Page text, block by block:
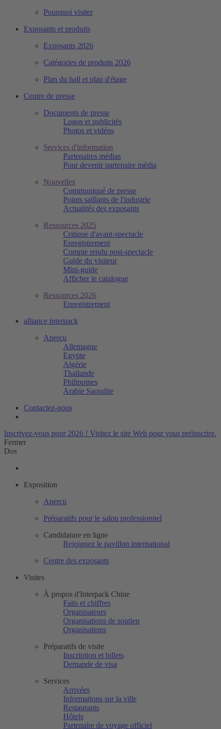
Pourquoi visiter
Exposants et produits
Exposants 2026
Catégories de produits 2026
Plan du hall et plan d'étage
Centre de presse
Documents de presse
Logos et publicités
Photos et vidéos
Services d'information
Partenaires médias
Pour devenir partenaire média
Nouvelles
Communiqué de presse
Points saillants de l'industrie
Actualités des exposants
Ressources 2025
Critique d'avant-spectacle
Enregistrement
Compte rendu post-spectacle
Guide du visiteur
Mini-guide
Afficher le catalogue
Ressources 2026
Enregistrement
alliance interpack
Aperçu
Allemagne
Egypte
Algérie
Thaïlande
Philippines
Arabie Saoudite
Contactez-nous
Inscrivez-vous pour 2026 ! Visitez le site Web pour vous préinscrire.
Fermer
Dos
Exposition
Aperçu
Préparatifs pour le salon professionnel
Candidature en ligne
Rejoignez le pavillon international
Centre des exposants
Visites
À propos d'Interpack Chine
Faits et chiffres
Organisateurs
Organisations de soutien
Organisations
Préparatifs de visite
Inscription et billets
Demande de visa
Services
Arrivées
Informations sur la ville
Restaurants
Hôtels
Partenaire de voyage officiel